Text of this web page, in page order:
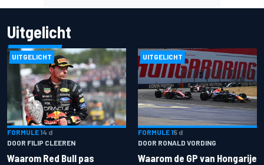
Uitgelicht
UITGELICHT
FORMULE 14 d
DOOR FILIP CLEEREN
Waarom Red Bull pas
UITGELICHT
FORMULE 15 d
DOOR RONALD VORDING
Waarom de GP van Hongarije